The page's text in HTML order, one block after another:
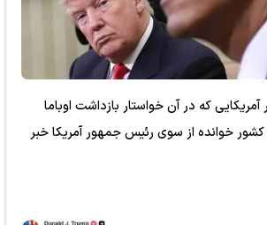
که در آن خواستار بازداشت اوباما
خوانده از سوی رئیس جمهور آمریکا خبر